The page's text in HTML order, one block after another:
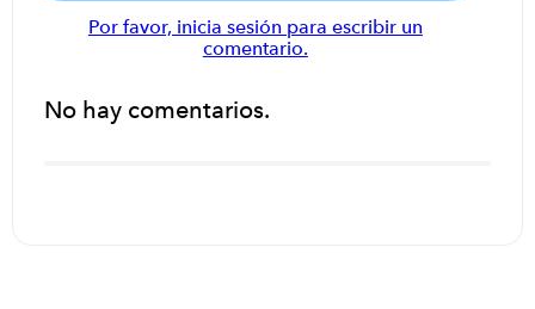
Por favor, inicia sesión para escribir un
comentario.
No hay comentarios.